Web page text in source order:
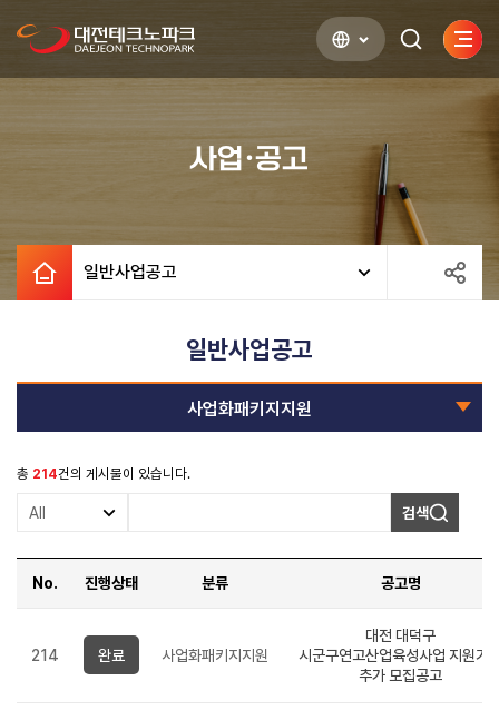
검색하기사이
열기
사업·공고
일반사업공고
일반사업공고
사업화패키지지원
총 214건의 게시물이 있습니다.
검색
번호,
진행상태,
No. 진행상태 분류 공고명
214 완료 사업화패키지지원
대전 대덕구
시군구연고산업육성사업 지원기
추가 모집공고